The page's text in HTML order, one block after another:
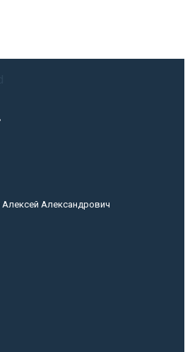
Александрович